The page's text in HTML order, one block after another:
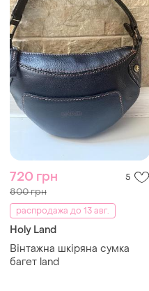
720 грн 5
800 грн
распродажа до 13 авг.
Holy Land
Вінтажна шкіряна сумка
багет land